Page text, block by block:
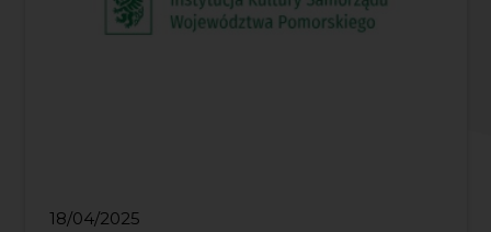
18/04/2025